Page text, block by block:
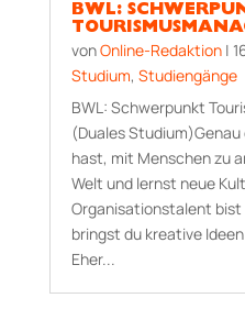
BWL:
vonOnline-Redaktion|
Studium, Studiengänge
BWL: Schwerpunkt
(Duales
hast, mit Menschen zu
Welt und lernst neue
Organisationstalent
bringst du kreative
Eher...